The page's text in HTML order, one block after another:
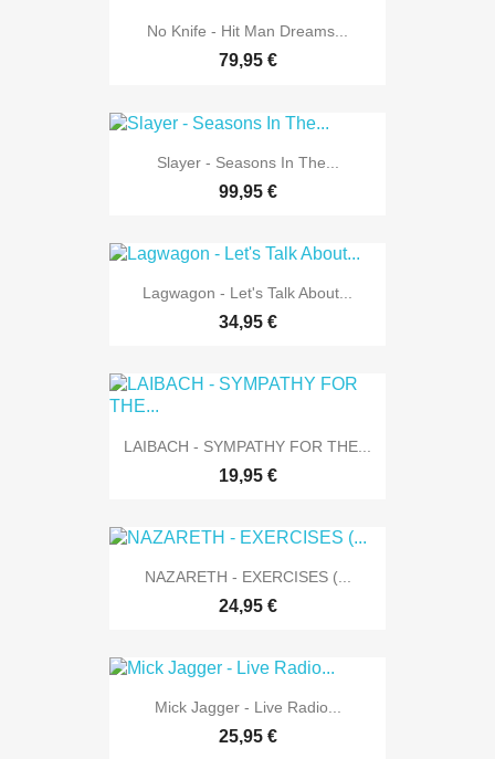
No Knife - Hit Man Dreams...
79,95 €
Slayer - Seasons In The...
99,95 €
Lagwagon - Let's Talk About...
34,95 €
LAIBACH - SYMPATHY FOR THE...
19,95 €
NAZARETH - EXERCISES (...
24,95 €
Mick Jagger - Live Radio...
25,95 €